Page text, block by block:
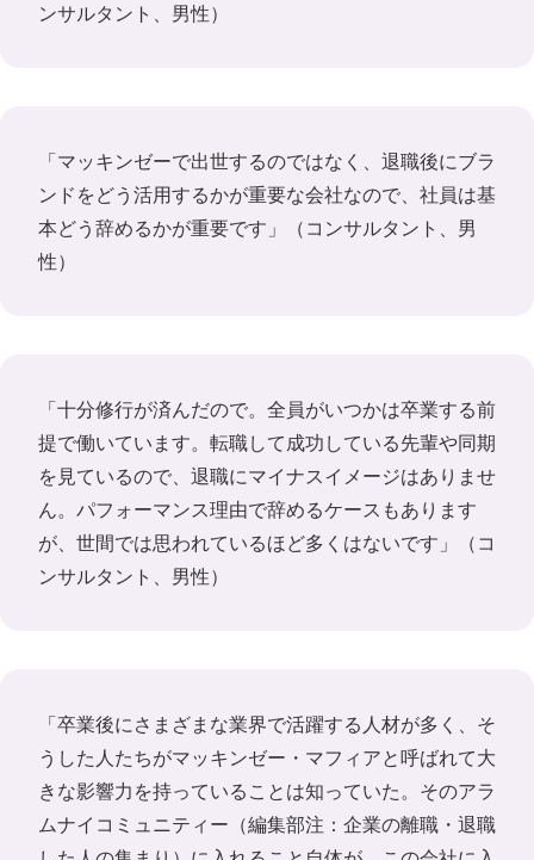
ンサルタント、男性）
「マッキンゼーで出世するのではなく、退職後にブラ
ンドをどう活用するかが重要な会社なので、社員は基
本どう辞めるかが重要です」（コンサルタント、男
性）
「十分修行が済んだので。全員がいつかは卒業する前
提で働いています。転職して成功している先輩や同期
を見ているので、退職にマイナスイメージはありませ
ん。パフォーマンス理由で辞めるケースもあります
が、世間では思われているほど多くはないです」（コ
ンサルタント、男性）
「卒業後にさまざまな業界で活躍する人材が多く、そ
うした人たちがマッキンゼー・マフィアと呼ばれて大
きな影響力を持っていることは知っていた。そのアラ
ムナイコミュニティー（編集部注：企業の離職・退職